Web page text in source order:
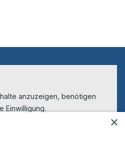
anzuzeigen, benötigen
Einwilligung.
×